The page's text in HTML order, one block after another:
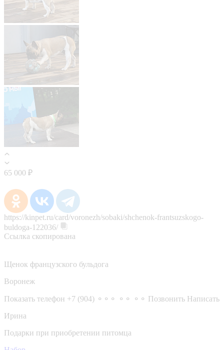
65 000 ₽
https://kinpet.ru/card/voronezh/sobaki/shchenok-frantsuzskogo-
buldoga-122036/
Ссылка скопирована
Щенок французского бульдога
Воронеж
Показать телефон +7 (904) ⚬⚬⚬ ⚬⚬ ⚬⚬ Позвонить Написать
Ирина
Подарки при приобретении питомца